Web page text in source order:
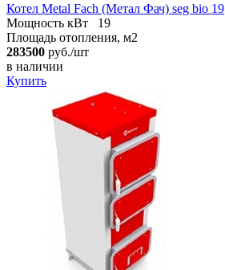
Котел Metal Fach (Метал Фач) seg bio 19
Мощность кВт
19
Площадь отопления, м2
283500 руб./шт
в наличии
Купить